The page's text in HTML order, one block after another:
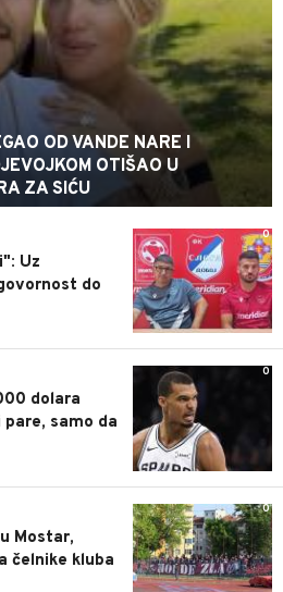
OD VANDE NARE I
OTIŠAO U
ZA SIĆU
0
Uz
do
0
dolara
samo da
0
Mostar,
čelnike kluba